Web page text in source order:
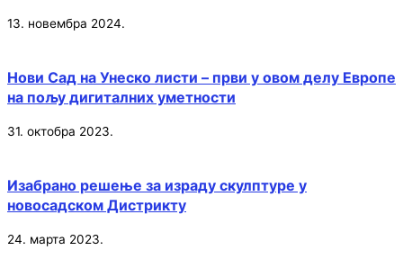
13. новембра 2024.
Нови Сад на Унеско листи – први у овом делу Европе
на пољу дигиталних уметности
31. октобра 2023.
Изабрано решење за израду скулптуре у
новосадском Дистрикту
24. марта 2023.